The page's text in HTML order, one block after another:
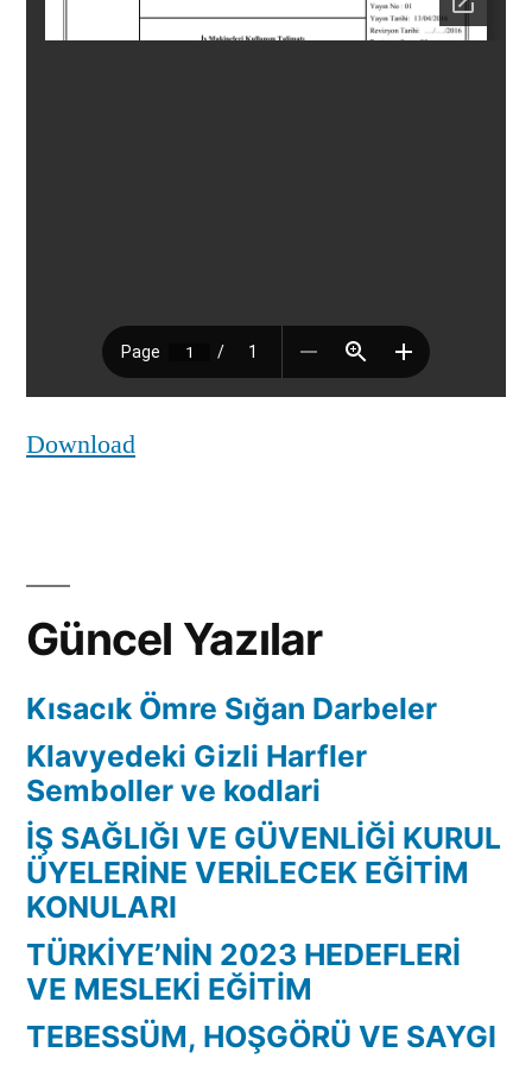
Download
Güncel Yazılar
Kısacık Ömre Sığan Darbeler
Klavyedeki Gizli Harfler
Semboller ve kodlari
İŞ SAĞLIĞI VE GÜVENLİĞİ KURUL
ÜYELERİNE VERİLECEK EĞİTİM
KONULARI
TÜRKİYE’NİN 2023 HEDEFLERİ
VE MESLEKİ EĞİTİM
TEBESSÜM, HOŞGÖRÜ VE SAYGI